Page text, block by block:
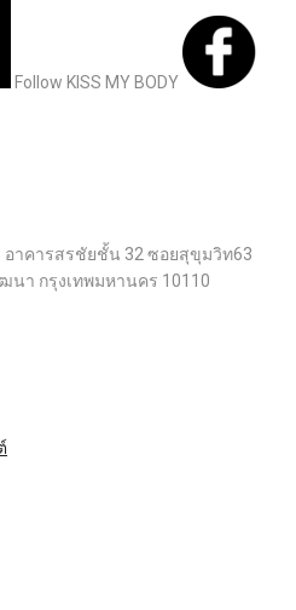
Follow KISS MY BODY
อาคารสรชัยชั้น 32 ซอยสุขุมวิท63
นา กรุงเทพมหานคร 10110